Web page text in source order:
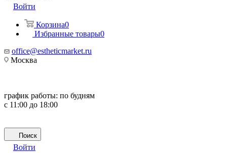
Войти
Корзина0
Избранные товары0
office@estheticmarket.ru
Москва
график работы: по будням
с 11:00 до 18:00
Поиск
Войти